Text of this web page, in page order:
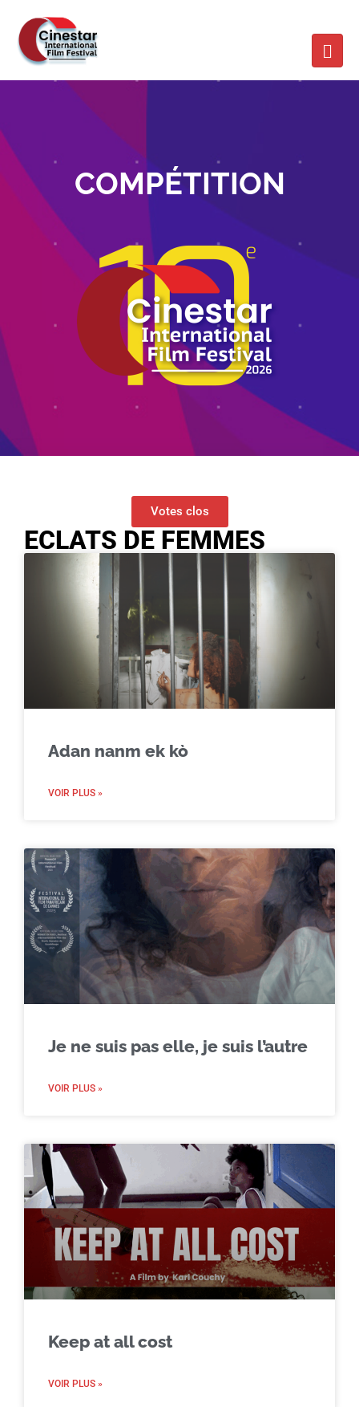
COMPÉTITION
Votes clos
ECLATS DE FEMMES
Adan nanm ek kò
VOIR PLUS »
Je ne suis pas elle, je suis l’autre
VOIR PLUS »
Keep at all cost
VOIR PLUS »